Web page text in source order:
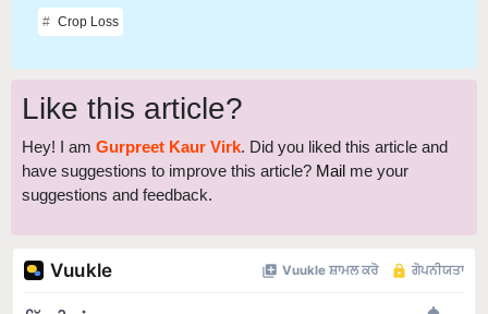
Crop Loss
Like this article?
Hey! I am Gurpreet Kaur Virk. Did you liked this article and
have suggestions to improve this article? Mail me your
suggestions and feedback.